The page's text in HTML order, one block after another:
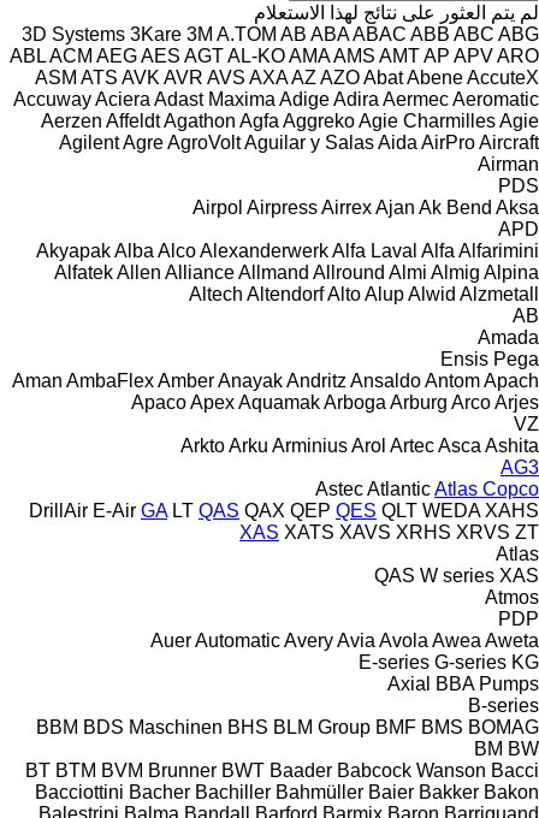
لم يتم العثور على نتائج لهذا الاستعلام
3D Systems 3Kare 3M A.TOM AB ABAABAC ABB ABC ABG
ABLACM AEGAES AGTAL-KOAMAAMS AMTAP APVARO
ASM ATS AVK AVR AVS AXAAZ AZOAbatAbeneAccuteX
AccuwayAciera Adast Maxima AdigeAdira AermecAeromatic
Aerzen AffeldtAgathon Agfa AggrekoAgie CharmillesAgie
AgilentAgreAgroVoltAguilar y SalasAida AirProAircraft
Airman
PDS
Airpol AirpressAirrexAjan Ak Bend Aksa
APD
AkyapakAlba AlcoAlexanderwerkAlfa Laval Alfa Alfarimini
AlfatekAllen AllianceAllmand Allround Almi Almig Alpina
Altech AltendorfAltoAlupAlwid Alzmetall
AB
Amada
Ensis Pega
Aman AmbaFlexAmberAnayakAndritz AnsaldoAntomApach
ApacoApexAquamakArboga Arburg ArcoArjes
VZ
ArktoArku ArminiusArol ArtecAsca Ashita
AG3
AstecAtlanticAtlas Copco
DrillAir E-Air GA LT QAS QAX QEP QES QLT WEDA XAHS
XAS XATS XAVS XRHS XRVS ZT
Atlas
QAS W series XAS
Atmos
PDP
AuerAutomaticAveryAvia Avola Awea Aweta
E-series G-series KG
Axial
BBA Pumps
B-series
BBM BDS Maschinen BHS BLM Group BMF BMS BOMAG
BM BW
BT BTM BVM Brunner BWT Baader Babcock Wanson Bacci
Bacciottini Bacher Bachiller Bahmüller Baier Bakker Bakon
Balestrini Balma Bandall Barford Barmix Baron Barriquand